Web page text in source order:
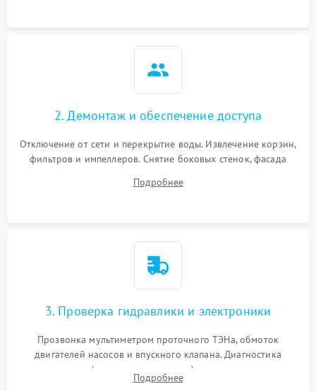
2. Демонтаж и обеспечение доступа
Отключение от сети и перекрытие воды. Извлечение корзин,
фильтров и импеллеров. Снятие боковых стенок, фасада
циркуляционному насосу, ТЭНу и сливной помпе.
Подробнее
3. Проверка гидравлики и электроники
Прозвонка мультиметром проточного ТЭНа, обмоток
двигателей насосов и впускного клапана. Диагностика
прессостата (датчика уровня воды), датчика мутности,
концевика дверцы и электронного модуля управления.
Подробнее